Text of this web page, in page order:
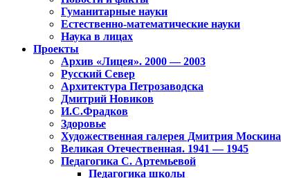
Гуманитарные науки
Естественно-математические науки
Наука в лицах
Проекты
Архив «Лицея». 2000 — 2003
Русский Север
Архитектура Петрозаводска
Дмитрий Новиков
И.С.Фрадков
Здоровье
Художественная галерея Дмитрия Москина
Великая Отечественная. 1941 — 1945
Педагогика С. Артемьевой
Педагогика школы